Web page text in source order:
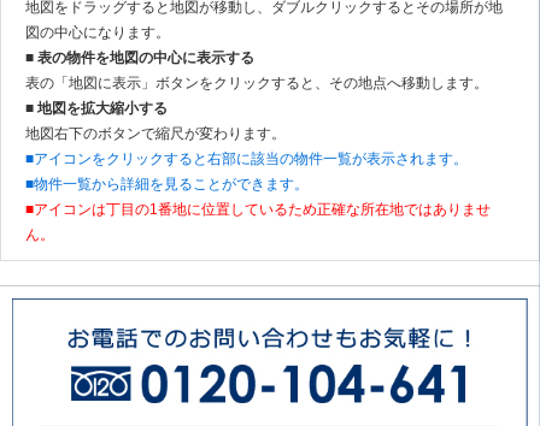
地図をドラッグすると地図が移動し、ダブルクリックするとその場所が地
図の中心になります。
■ 表の物件を地図の中心に表示する
表の「地図に表示」ボタンをクリックすると、その地点へ移動します。
■ 地図を拡大縮小する
地図右下のボタンで縮尺が変わります。
■アイコンをクリックすると右部に該当の物件一覧が表示されます。
■物件一覧から詳細を見ることができます。
■アイコンは丁目の1番地に位置しているため正確な所在地ではありませ
ん。